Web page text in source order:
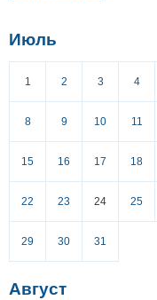
Июль
1 2 3 4
8 9 10 11
15 16 17 18
22 23 24 25
29 30 31
Август